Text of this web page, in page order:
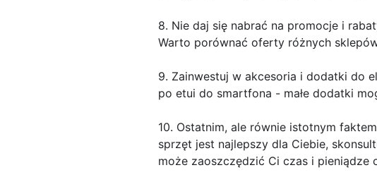
8. Nie daj się nabrać na promocje i
Warto porównać oferty różnych
9. Zainwestuj w akcesoria i dodatki do
po etui do smartfona - małe dodatki
10. Ostatnim, ale równie istotnym
sprzęt jest najlepszy dla Ciebie,
może zaoszczędzić Ci czas i pieniądze